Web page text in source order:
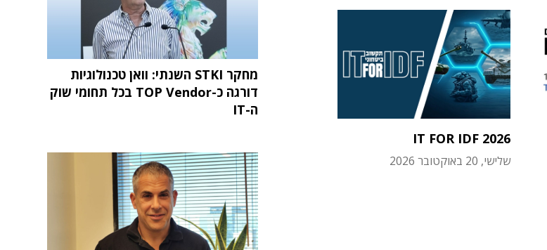
IT FOR IDF 2026
שלישי, 20 באוקטובר 2026
מחקר STKI השנתי: וואן טכנולוגיות
דורגה כ-TOP Vendor בכל תחומי שוק
ה-IT